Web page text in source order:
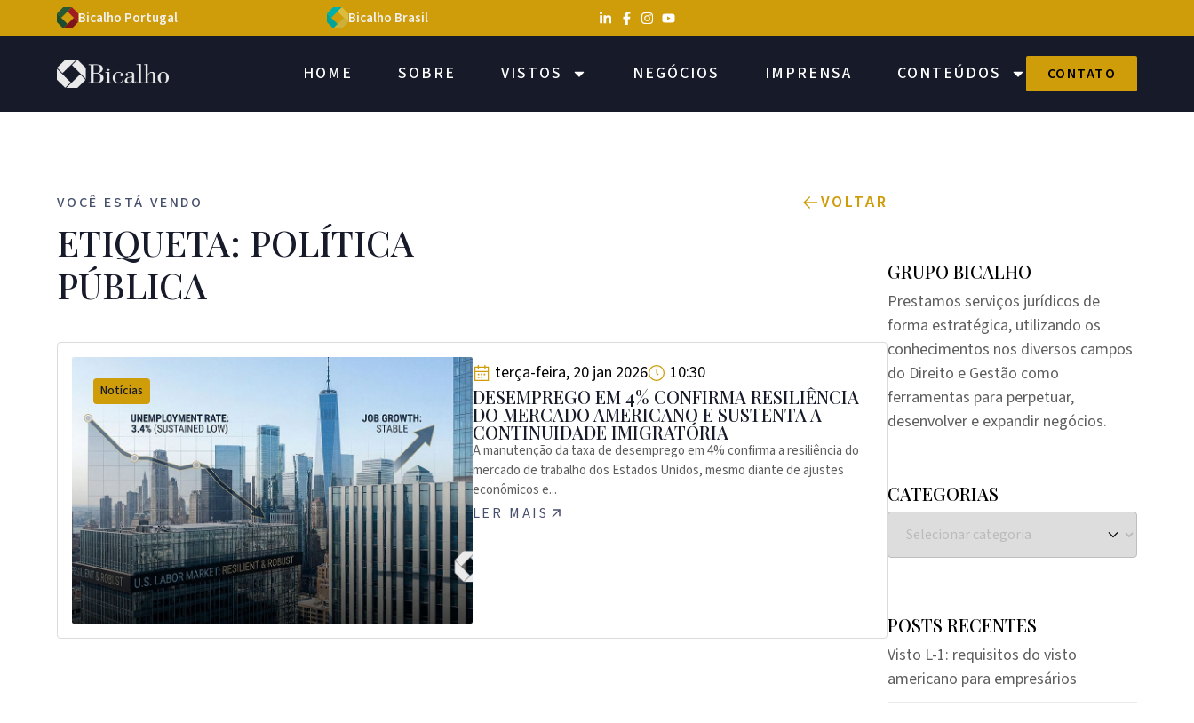
Bicalho Portugal Bicalho Brasil
HOME SOBRE VISTOS NEGÓCIOS IMPRENSA CONTEÚDOS CONTATO
VOCÊ ESTÁ VENDO VOLTAR
ETIQUETA: POLÍTICA
PÚBLICA
Notícias
terça-feira, 20 jan 2026 10:30
DESEMPREGO EM 4% CONFIRMA RESILIÊNCIA
DO MERCADO AMERICANO E SUSTENTA A
CONTINUIDADE IMIGRATÓRIA
A manutenção da taxa de desemprego em 4% confirma a resiliência do
mercado de trabalho dos Estados Unidos, mesmo diante de ajustes
econômicos e...
LER MAIS
GRUPO BICALHO
Prestamos serviços jurídicos de
forma estratégica, utilizando os
conhecimentos nos diversos campos
do Direito e Gestão como
ferramentas para perpetuar,
desenvolver e expandir negócios.
CATEGORIAS
POSTS RECENTES
Visto L-1: requisitos do visto
americano para empresários